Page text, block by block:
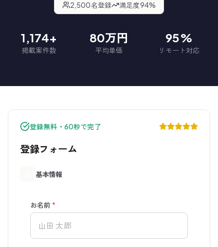
2,500名登録 満足度94%
1,174+
掲載案件数
80万円
平均単価
95%
リモート対応
登録無料・60秒で完了
登録フォーム
基本情報
お名前 *